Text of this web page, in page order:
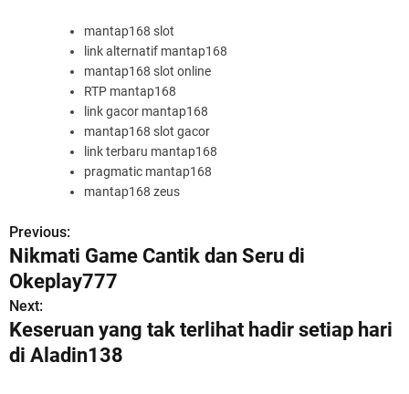
mantap168 slot
link alternatif mantap168
mantap168 slot online
RTP mantap168
link gacor mantap168
mantap168 slot gacor
link terbaru mantap168
pragmatic mantap168
mantap168 zeus
P
o
s
t
Previous:
Nikmati Game Cantik dan Seru di
Okeplay777
Next:
Keseruan yang tak terlihat hadir setiap hari
di Aladin138